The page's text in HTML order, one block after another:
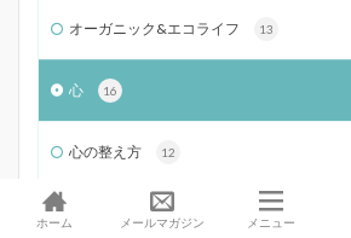
オーガニック&エコライフ 13
心 16
心の整え方 12
110
ホーム メールマガジン メニュー